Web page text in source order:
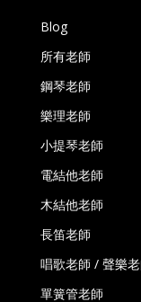
Blog
所有老師
鋼琴老師
樂理老師
小提琴老師
電結他老師
木結他老師
長笛老師
唱歌老師 / 聲樂
單簧管老師